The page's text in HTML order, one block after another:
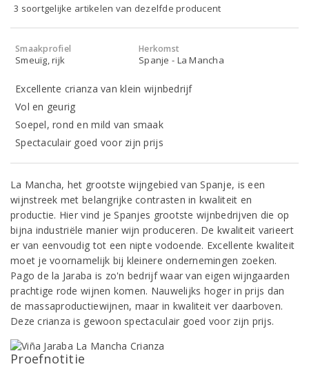
3 soortgelijke artikelen van dezelfde producent
Smaakprofiel
Smeuïg, rijk
Herkomst
Spanje - La Mancha
Excellente crianza van klein wijnbedrijf
Vol en geurig
Soepel, rond en mild van smaak
Spectaculair goed voor zijn prijs
La Mancha, het grootste wijngebied van Spanje, is een
wijnstreek met belangrijke contrasten in kwaliteit en
productie. Hier vind je Spanjes grootste wijnbedrijven die op
bijna industriële manier wijn produceren. De kwaliteit varieert
er van eenvoudig tot een nipte vodoende. Excellente kwaliteit
moet je voornamelijk bij kleinere ondernemingen zoeken.
Pago de la Jaraba is zo'n bedrijf waar van eigen wijngaarden
prachtige rode wijnen komen. Nauwelijks hoger in prijs dan
de massaproductiewijnen, maar in kwaliteit ver daarboven.
Deze crianza is gewoon spectaculair goed voor zijn prijs.
Proefnotitie